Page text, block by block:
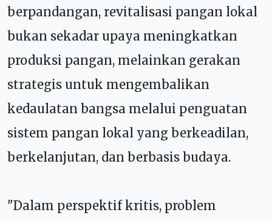
berpandangan, revitalisasi pangan lokal
bukan sekadar upaya meningkatkan
produksi pangan, melainkan gerakan
strategis untuk mengembalikan
kedaulatan bangsa melalui penguatan
sistem pangan lokal yang berkeadilan,
berkelanjutan, dan berbasis budaya.
"Dalam perspektif kritis, problem